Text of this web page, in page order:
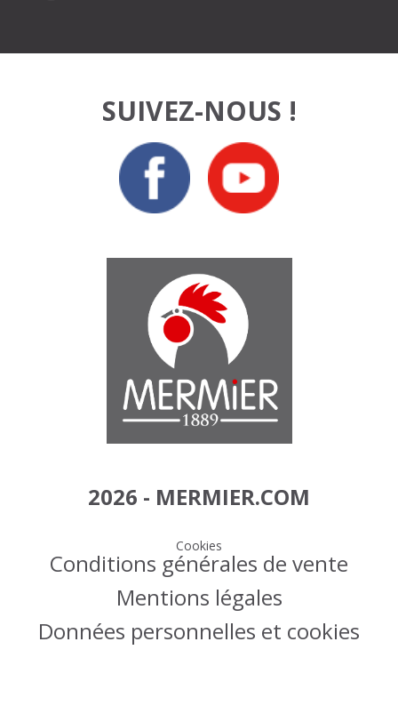
SUIVEZ-NOUS !
2026 - MERMIER.COM
Cookies
Conditions générales de vente
Mentions légales
Données personnelles et cookies